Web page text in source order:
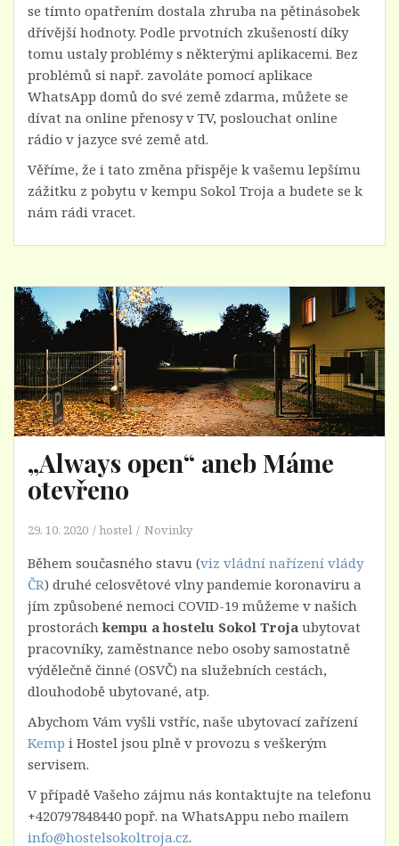
se tímto opatřením dostala zhruba na pětinásobek
dřívější hodnoty. Podle prvotních zkušeností díky
tomu ustaly problémy s některými aplikacemi. Bez
problémů si např. zavoláte pomocí aplikace
WhatsApp domů do své země zdarma, můžete se
dívat na online přenosy v TV, poslouchat online
rádio v jazyce své země atd.
Věříme, že i tato změna přispěje k vašemu lepšímu
zážitku z pobytu v kempu Sokol Troja a budete se k
nám rádi vracet.
„Always open“ aneb Máme
otevřeno
29. 10. 2020 hostel Novinky
Během současného stavu (viz vládní nařízení vlády
ČR) druhé celosvětové vlny pandemie koronaviru a
jím způsobené nemoci COVID-19 můžeme v našich
prostoráchkempu a hostelu Sokol Troja ubytovat
pracovníky, zaměstnance nebo osoby samostatně
výdělečně činné (OSVČ) na služebních cestách,
dlouhodobě ubytované, atp.
Abychom Vám vyšli vstříc, naše ubytovací zařízení
Kemp i Hostel jsou plně v provozu s veškerým
servisem.
V případě Vašeho zájmu nás kontaktujte na telefonu
+420797848440 popř. na WhatsAppu nebo mailem
info@hostelsokoltroja.cz.